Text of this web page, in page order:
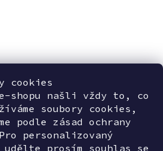
cookies
e-shopu našli vždy to, co
soubory cookies,
podle zásad ochrany
personalizovaný
prosím souhlas se